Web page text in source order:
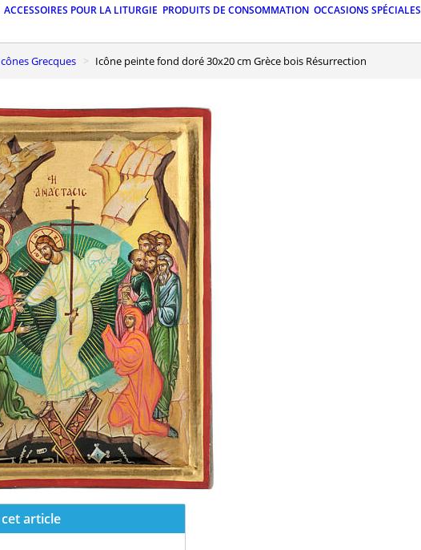
ACCESSOIRES POUR LA LITURGIE PRODUITS DE CONSOMMATION OCCASIONS SPÉCIALES
Icônes Grecques Icône peinte fond doré 30x20 cm Grèce bois Résurrection
article